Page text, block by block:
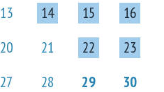
13 14 15
16
20 21 22
23
27 28 29
30